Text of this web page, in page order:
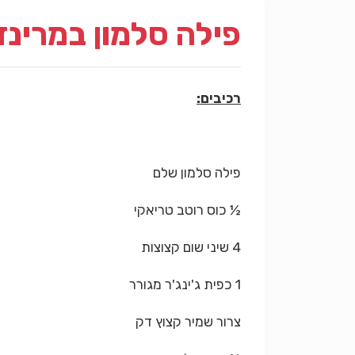
פילה סלמון
רכיבים:
פילה סלמון שלם
½ כוס רוטב טריאקי
4 שיני שום קצוצות
1 כפית ג'ינג'ר מגורר
צרור שמיר קצוץ דק